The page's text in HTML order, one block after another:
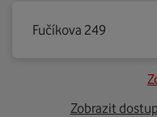
Fučíkova 249
Zobrazit